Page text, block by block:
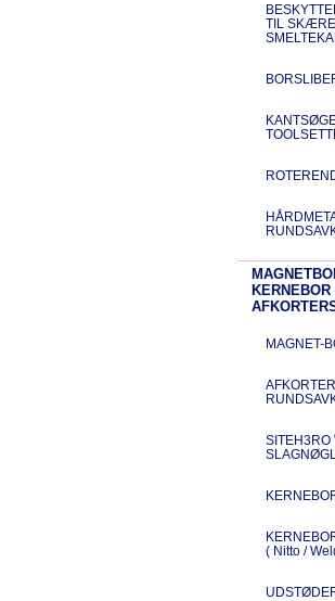
TIL
KERNEBOR
MAGNET-
( Nitto /